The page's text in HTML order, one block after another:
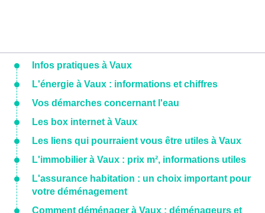
Infos pratiques à Vaux
L'énergie à Vaux : informations et chiffres
Vos démarches concernant l'eau
Les box internet à Vaux
Les liens qui pourraient vous être utiles à Vaux
L'immobilier à Vaux : prix m², informations utiles
L'assurance habitation : un choix important pour
votre déménagement
Comment déménager à Vaux : déménageurs et